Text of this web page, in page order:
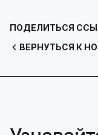
ВЕРНУТЬСЯ К
ПОДЕЛИТЬСЯ